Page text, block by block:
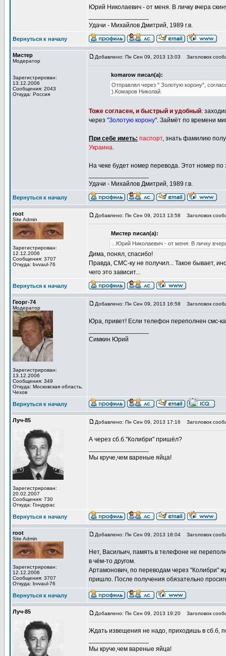
Юрий Николаевич - от меня. В личку вчера
Удачи - Михайлов Дмитрий, 1989 г.в.
Вернуться к началу
Мистер
Модератор
Зарегистрирован:
13.12.2006
Сообщения: 2043
Откуда: Россия
Добавлено: Пн Сен 09, 2013 13:03 Заголовок
komarow писал(а):
Отправлял через " Золотую корону",
).Комаров Николай.
Тоже согласен, и быстрый и удобный:
через "Золотую корону". Займёт по времени
При себе иметь: паспорт, знать фамилию
Украина.
На чеке будет номер перевода. Этот номер
Удачи - Михайлов Дмитрий, 1989 г.в.
Вернуться к началу
root
Site Admin
Зарегистрирован:
12.12.2006
Сообщения: 3707
Откуда: bvvaul-76
Добавлено: Пн Сен 09, 2013 13:58 Заголовок
Мистер писал(а):
...Юрий Николаевич - от меня. В личку
Дима, понял, спасибо!
Правда, СМС-ку не получил... Такое бывает,
чего это зависит...
Вернуться к началу
Георг-74
Модератор
Зарегистрирован:
13.12.2006
Сообщения: 349
Откуда: Московская область,
Чехов
Добавлено: Пн Сен 09, 2013 16:58 Заголовок
Юра, привет! Если телефон переполнен смс-
Симкин Юрий
Вернуться к началу
Луч-85
Зарегистрирован:
20.02.2007
Сообщения: 730
Откуда: Гондурас
Добавлено: Пн Сен 09, 2013 17:16 Заголовок
А через сб.б."Колибри" пришёл?
Мы круче,чем вареные яйца!
Вернуться к началу
root
Site Admin
Зарегистрирован:
12.12.2006
Сообщения: 3707
Откуда: bvvaul-76
Добавлено: Пн Сен 09, 2013 18:04 Заголовок
Нет, Васильич, память в телефоне не
в чём-то другом.
Артамонович, по переводам через "Колибри"
пришло. После получения обязательно
Вернуться к началу
Луч-85 Добавлено: Пн Сен 09, 2013 19:20 Заголовок
Ждать извещения не надо, приходишь в сб.б,
Мы круче,чем вареные яйца!